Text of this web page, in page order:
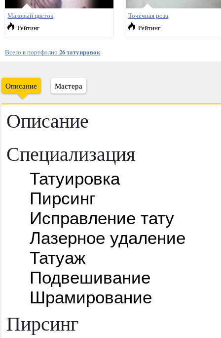
Маковый цветок
Рейтинг
Точечная роза
Рейтинг
Всего в портфолио 26 татуировок
Описание Мастера
Описание
Специализация
Татуировка
Пирсинг
Исправление тату
Лазерное удаление
Татуаж
Подвешивание
Шрамирование
Пирсинг